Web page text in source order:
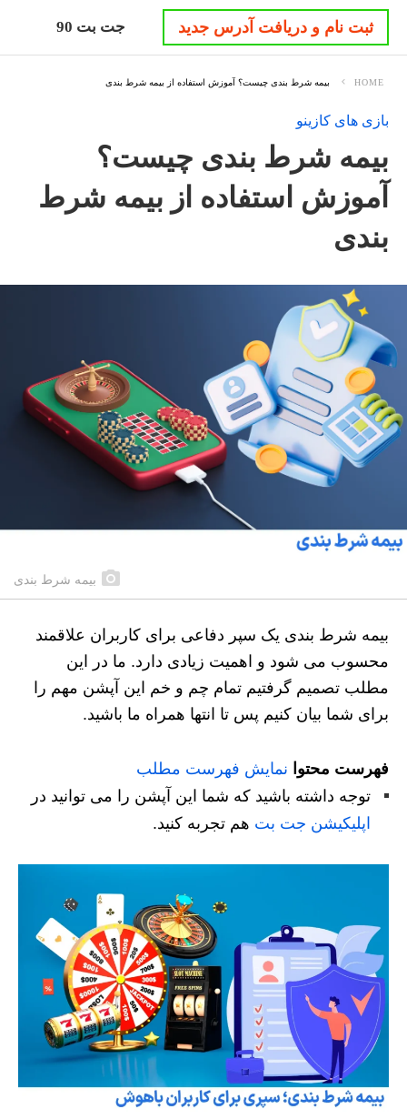
جت بت 90 ثبت نام و دریافت آدرس جدید
HOME بیمه شرط بندی چیست؟ آموزش استفاده از بیمه شرط بندی
بازی های کازینو
بیمه شرط بندی چیست؟
آموزش استفاده از بیمه شرط
بندی
بیمه شرط بندی
بیمه شرط بندی یک سپر دفاعی برای کاربران علاقمند
محسوب می شود و اهمیت زیادی دارد. ما در این
مطلب تصمیم گرفتیم تمام چم و خم این آپشن مهم را
برای شما بیان کنیم پس تا انتها همراه ما باشید.
فهرست محتوا نمایش فهرست مطلب
توجه داشته باشید که شما این آپشن را می توانید در
اپلیکیشن جت بت هم تجربه کنید.